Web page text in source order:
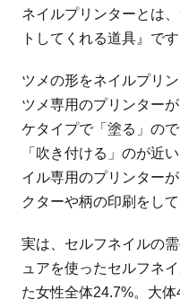
ネイルプリンターとは
トしてくれる道具』です
ツメの形をネイルプリ
ツメ専用のプリンター
ケタイプで「塗る」の
「吹き付ける」のが近
イル専用のプリンター
クターや柄の印刷をして
実は、セルフネイルの
ュアを使ったセルフネ
た女性全体24.7%。大